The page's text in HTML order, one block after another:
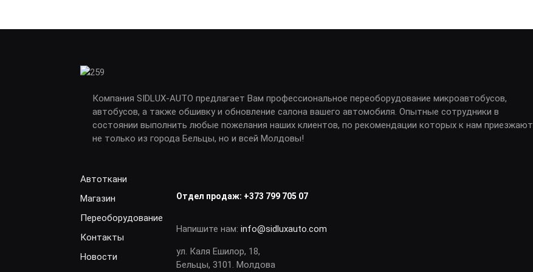
Компания SIDLUX-AUTO предлагает Вам профессиональное переоборудование микроавтобусов,
автобусов, а также обшивку и обновление салона вашего автомобиля. Опытные сотрудники в
состоянии выполнить любые пожелания наших клиентов, по рекомендации которых к нам приезжают
не только из города Бельцы, но и всей Молдовы!
Автоткани
Магазин
Переоборудование
Контакты
Новости
Отдел продаж: +373 799 705 07
Напишите нам:info@sidluxauto.com
ул. Каля Ешилор, 18,
Бельцы, 3101. Молдова